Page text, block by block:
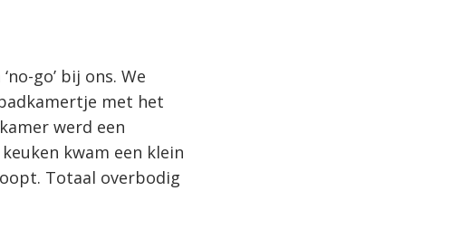
go’ bij ons. We
met het
werd een
kwam een klein
Totaal overbodig